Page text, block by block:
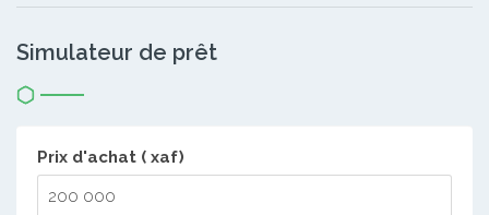
Simulateur de prêt
Prix d'achat ( xaf)